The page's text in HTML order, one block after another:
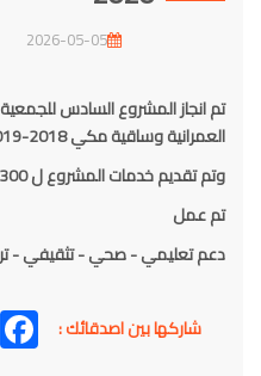
2026-05-05
تم انجاز المشروع السادس
العمرانية وساقية مكي 2018-2019-2020
وتم تقديم خدمات المشروع ل 300 طفل وطفلة من المستحقين
تم عمل
دعم تعليمي - صحي - تثقيفي -
شاركها بين اصدقائك :